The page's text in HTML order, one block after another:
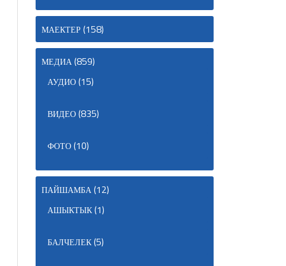
МАЕКТЕР(158)
МЕДИА(859)
АУДИО(15)
ВИДЕО(835)
ФОТО(10)
ПАЙШАМБА(12)
АШЫКТЫК(1)
БАЛЧЕЛЕК(5)